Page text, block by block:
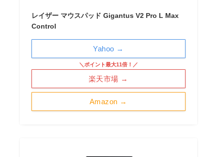
レイザー マウスパッド Gigantus V2 Pro L Max
Control
Amazon →
＼ポイント最大11倍！／
楽天市場 →
Yahoo →